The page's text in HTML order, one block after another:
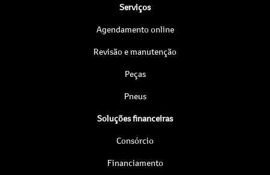
Serviços
Agendamento online
Revisão e manutenção
Peças
Pneus
Soluções financeiras
Consórcio
Financiamento